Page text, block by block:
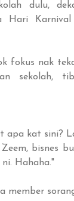
dulu,
Hari Karnival
fokus nak
sekolah,
apa kat sini?
bisnes
Hahaha."
member